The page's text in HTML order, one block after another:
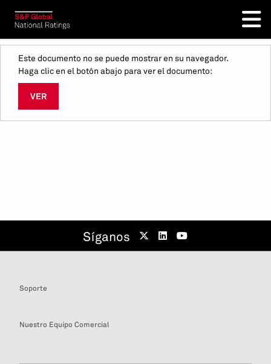
Este documento no se puede mostrar en su navegador.
Haga clic en el botón abajo para ver el documento:
VER
Síganos
Soporte
Nuestro Equipo Comercial